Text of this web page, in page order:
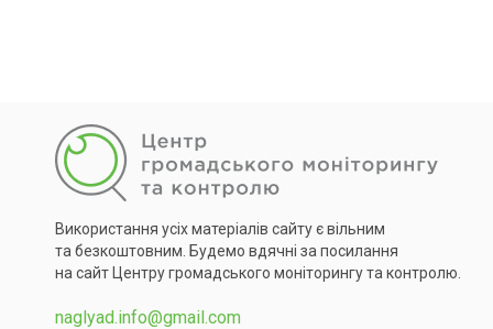
Використання усіх матеріалів сайту є вільним
та безкоштовним. Будемо вдячні за посилання
на сайт Центру громадського моніторингу та контролю.
naglyad.info@gmail.com